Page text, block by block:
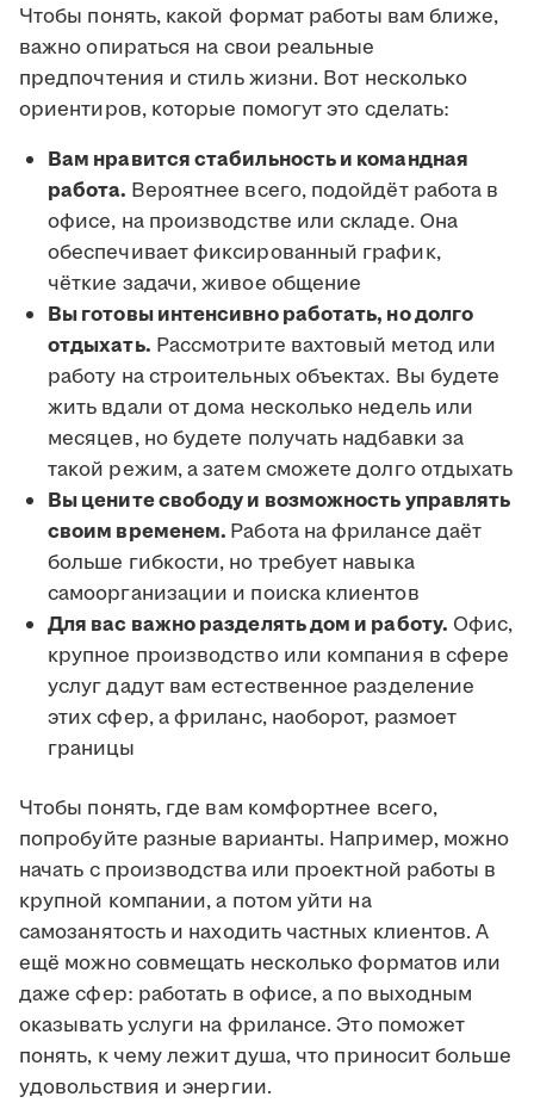
Чтобы понять, какой формат работы вам ближе,
важно опираться на свои реальные
предпочтения и стиль жизни. Вот несколько
ориентиров, которые помогут это сделать:
Вам нравится стабильность и командная
работа. Вероятнее всего, подойдёт работа в
офисе, на производстве или складе. Она
обеспечивает фиксированный график,
чёткие задачи, живое общение
Вы готовы интенсивно работать, но долго
отдыхать. Рассмотрите вахтовый метод или
работу на строительных объектах. Вы будете
жить вдали от дома несколько недель или
месяцев, но будете получать надбавки за
такой режим, а затем сможете долго отдыхать
Вы цените свободу и возможность управлять
своим временем. Работа на фрилансе даёт
больше гибкости, но требует навыка
самоорганизации и поиска клиентов
Для вас важно разделять дом и работу. Офис,
крупное производство или компания в сфере
услуг дадут вам естественное разделение
этих сфер, а фриланс, наоборот, размоет
границы
Чтобы понять, где вам комфортнее всего,
попробуйте разные варианты. Например, можно
начать с производства или проектной работы в
крупной компании, а потом уйти на
самозанятость и находить частных клиентов. А
ещё можно совмещать несколько форматов или
даже сфер: работать в офисе, а по выходным
оказывать услуги на фрилансе. Это поможет
понять, к чему лежит душа, что приносит больше
удовольствия и энергии.